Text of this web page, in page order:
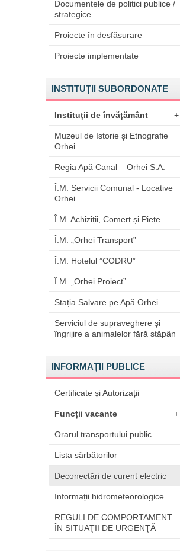
Documentele de politici publice /
strategice
Proiecte în desfășurare
Proiecte implementate
INSTITUȚII SUBORDONATE
Instituții de învățământ +
Muzeul de Istorie şi Etnografie
Orhei
Regia Apă Canal – Orhei S.A.
Î.M. Servicii Comunal - Locative
Orhei
Î.M. Achiziții, Comerț și Piețe
Î.M. „Orhei Transport”
Î.M. Hotelul ”CODRU”
Î.M. „Orhei Proiect”
Stația Salvare pe Apă Orhei
Serviciul de supraveghere și
îngrijire a animalelor fără stăpân
INFORMAȚII PUBLICE
Certificate și Autorizații
Funcții vacante +
Orarul transportului public
Lista sărbătorilor
Deconectări de curent electric
Informații hidrometeorologice
REGULI DE COMPORTAMENT
ÎN SITUAŢII DE URGENŢĂ